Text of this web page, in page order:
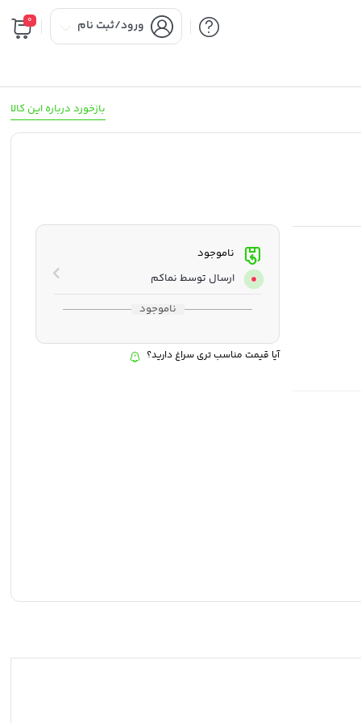
ورود/ثبت نام 0
بازخورد درباره این کالا
ناموجود
ارسال توسط نماکم
ناموجود
آیا قیمت مناسب تری سراغ دارید؟